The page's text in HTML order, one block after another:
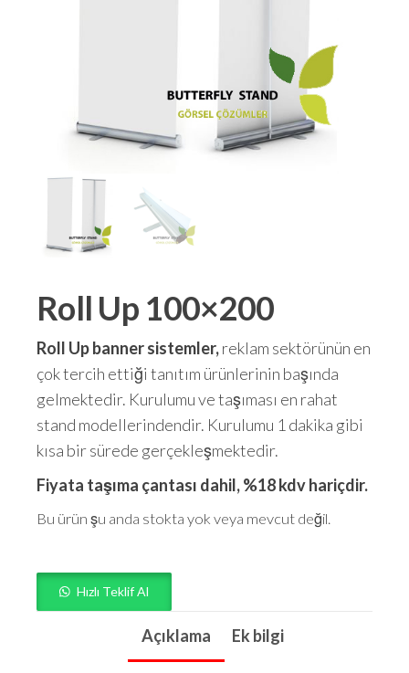
Roll Up 100×200
Roll Up banner sistemler,reklam sektörünün en
çok tercih ettiği tanıtım ürünlerinin başında
gelmektedir. Kurulumu ve taşıması en rahat
stand modellerindendir. Kurulumu 1 dakika gibi
kısa bir sürede gerçekleşmektedir.
Fiyata taşıma çantası dahil, %18 kdv hariçdir.
Bu ürün şu anda stokta yok veya mevcut değil.
Hızlı Teklif Al
Açıklama Ek bilgi